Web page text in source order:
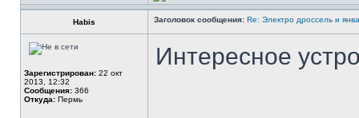
Habis Заголовок сообщения: Re: Электро дроссель и
Зарегистрирован: 22 окт
2013, 12:32
Сообщения: 366
Откуда: Пермь
Интересное